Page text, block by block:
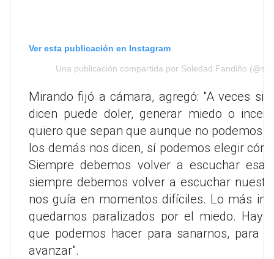
Ver esta publicación en Instagram
Una publicación compartida por Soledad Fandiño
Mirando fijó a cámara, agregó: "A veces
dicen puede doler, generar miedo o
quiero que sepan que aunque no podemos
los demás nos dicen, sí podemos elegir
Siempre debemos volver a escuchar esa
siempre debemos volver a escuchar
nos guía en momentos difíciles. Lo más
quedarnos paralizados por el miedo. Hay
que podemos hacer para sanarnos, para
avanzar".